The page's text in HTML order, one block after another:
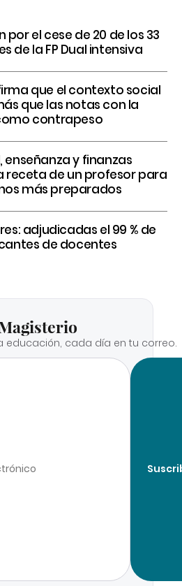
por el cese de 20 de los 33
de la FP Dual intensiva
que el contexto social
que las notas con la
contrapeso
y finanzas
receta de un profesor para
más preparados
adjudicadas el 99 % de
de docentes
educación, cada día en tu correo.